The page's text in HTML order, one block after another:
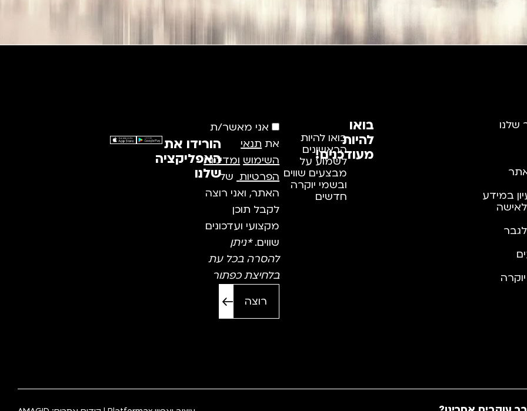
שלנו
במידע
בואו
להיות
מעודכנים!
בואו להיות
הראשונים
לשמוע על
מבצעים שווים
ובשמי יוקרה
חדשים
אני מאשר/ת
אתתנאי
השימוש ומדיניות
הפרטיות של
האתר, ואני רוצה
לקבל תוכן
מקצועי ועדכונים
שווים.*ניתן
להסרה בכל עת
בלחיצת כפתור
הורידו את
האפליקציה
שלנו